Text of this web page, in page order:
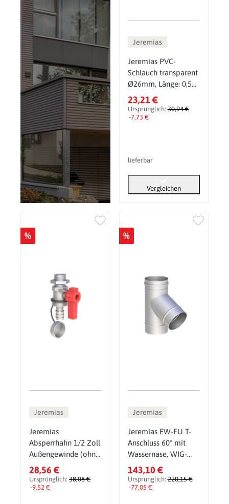
Jeremias
Jeremias PVC-
Schlauch transparent
Ø26mm, Länge: 0,5m
zur Verlängerung des
Kondensatablaufes
23,21 €
Ursprünglich:30,94 €
-7,73 €
lieferbar
Vergleichen
%
Jeremias
Jeremias
Absperrhahn 1/2 Zoll
Außengewinde (ohne
Muffe)
28,56 €
Ursprünglich: 38,08 €
-9,52 €
%
Jeremias
Jeremias EW-FU T-
Anschluss 60° mit
Wassernase, WIG-
geschweißt
143,10 €
Ursprünglich:220,15 €
-77,05 €